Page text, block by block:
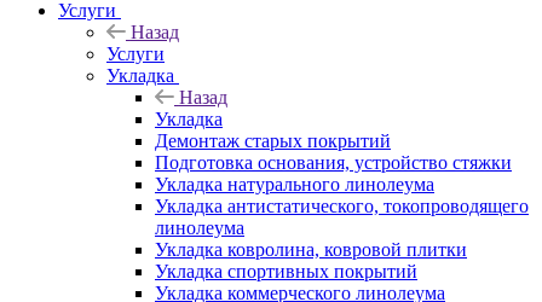
Услуги
Назад
Услуги
Укладка
Назад
Укладка
Демонтаж старых покрытий
Подготовка основания, устройство стяжки
Укладка натурального линолеума
Укладка антистатического, токопроводящего
линолеума
Укладка ковролина, ковровой плитки
Укладка спортивных покрытий
Укладка коммерческого линолеума